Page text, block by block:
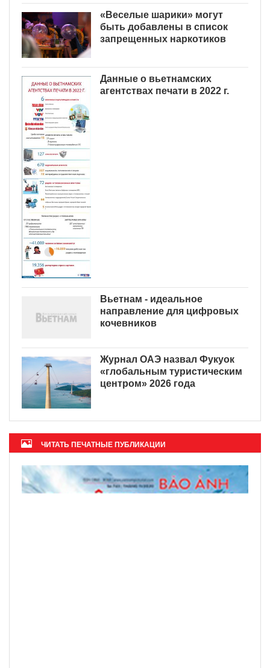
«Веселые шарики» могут
быть добавлены в список
запрещенных наркотиков
Данные о вьетнамских
агентствах печати в 2022 г.
Вьетнам - идеальное
направление для цифровых
кочевников
Журнал ОАЭ назвал Фукуок
«глобальным туристическим
центром» 2026 года
ЧИТАТЬ ПЕЧАТНЫЕ ПУБЛИКАЦИИ